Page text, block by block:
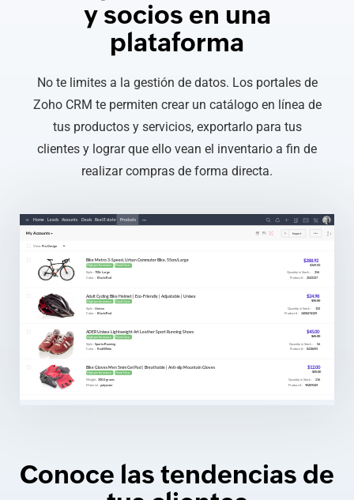
y socios en una
plataforma
No te limites a la gestión de datos. Los portales de
Zoho CRM te permiten crear un catálogo en línea de
tus productos y servicios, exportarlo para tus
clientes y lograr que ello vean el inventario a fin de
realizar compras de forma directa.
Conoce las tendencias de